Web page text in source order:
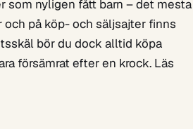
som nyligen fått barn – det mesta
och på köp- och säljsajter finns
bör du dock alltid köpa
försämrat efter en krock. Läs